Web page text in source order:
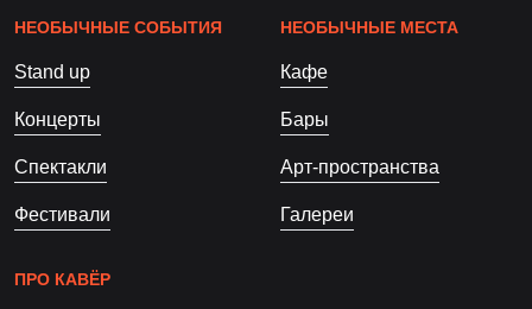
НЕОБЫЧНЫЕ СОБЫТИЯ
Stand up
Концерты
Спектакли
Фестивали
НЕОБЫЧНЫЕ МЕСТА
Кафе
Бары
Арт-пространства
Галереи
ПРО КАВЁР